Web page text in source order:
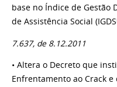
base no Índice de Gestão
de Assistência Social
7.637, de 8.12.2011
• Altera o Decreto que
Enfrentamento ao Crack